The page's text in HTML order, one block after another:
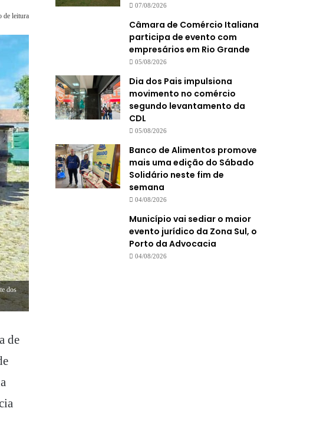
de leitura
dos
de
07/08/2026
Câmara de Comércio Italiana
participa de evento com
empresários em Rio Grande
05/08/2026
Dia dos Pais impulsiona
movimento no comércio
segundo levantamento da
CDL
05/08/2026
Banco de Alimentos promove
mais uma edição do Sábado
Solidário neste fim de
semana
04/08/2026
Município vai sediar o maior
evento jurídico da Zona Sul, o
Porto da Advocacia
04/08/2026